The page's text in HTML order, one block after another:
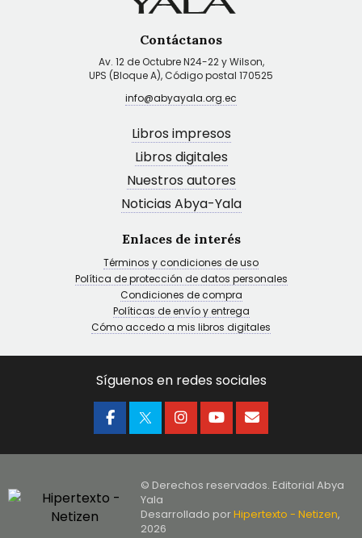
Contáctanos
Av. 12 de Octubre N24-22 y Wilson,
UPS (Bloque A), Código postal 170525
info@abyayala.org.ec
Libros impresos
Libros digitales
Nuestros autores
Noticias Abya-Yala
Enlaces de interés
Términos y condiciones de uso
Política de protección de datos personales
Condiciones de compra
Políticas de envío y entrega
Cómo accedo a mis libros digitales
Síguenos en redes sociales
© Derechos reservados. Editorial Abya
Yala
Desarrollado porHipertexto - Netizen,
2026